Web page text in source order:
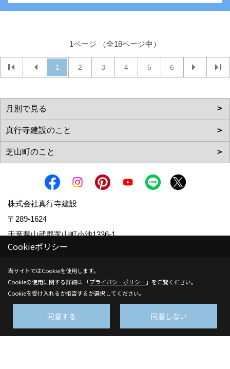
1ページ （全18ページ中）
1 2 3 4 5 6
株式会社真行寺建設
〒289-1624
千葉県山武郡芝山町小池1336-1
TEL：0479-77-0003
＜営業時間＞8：00～17：30
＜定休日＞土曜、日曜、祝日
Copyright (c) Shingyojikensetsu. All Rights Reserved.
_
Cookieポリシー
当サイトではCookieを使用します。
Cookieの使用に関する詳細は 「プライバシーポリシー 」をご覧ください。
Cookieを受け入れるか拒否するか選択してください。
同意する 同意しない